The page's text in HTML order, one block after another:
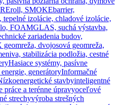
SMOKEbarrier,
tepelné izolácie, chladové izolácie,
FOAMGLAS, suchá výstavba,
zariadenia budov,
dvojosová geomreža,
stabilizácia podložia, cestné
Hasiace systémy, pasívne
generátoryInformačné
stavbyinteligentné
práce a terénne úpravyoceľové
strechyvýroba strešných